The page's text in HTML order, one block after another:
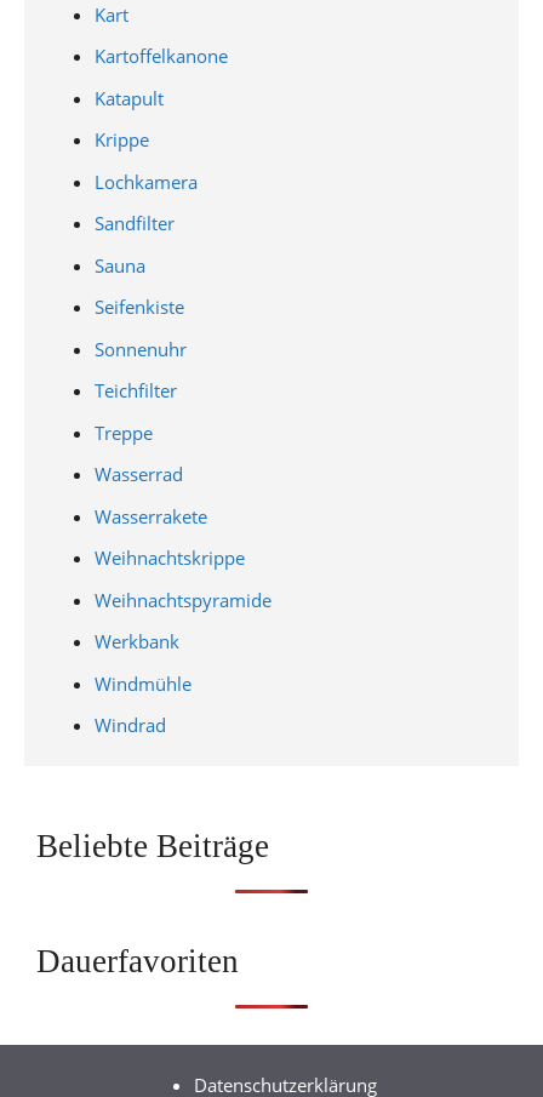
Kart
Kartoffelkanone
Katapult
Krippe
Lochkamera
Sandfilter
Sauna
Seifenkiste
Sonnenuhr
Teichfilter
Treppe
Wasserrad
Wasserrakete
Weihnachtskrippe
Weihnachtspyramide
Werkbank
Windmühle
Windrad
Beliebte Beiträge
Dauerfavoriten
Datenschutzerklärung